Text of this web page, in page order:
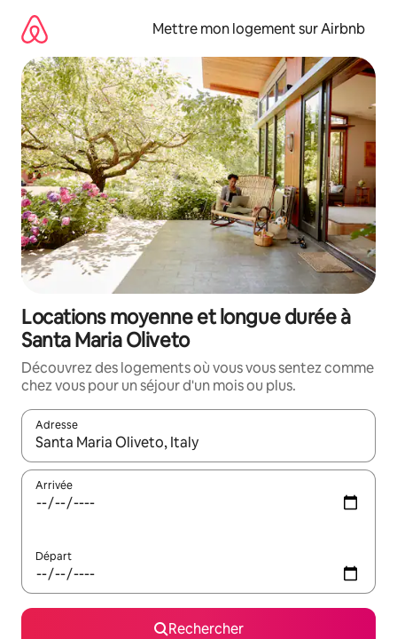
directement
contenu
Mettre mon logement sur Airbnb
Locations moyenne et longue durée à
Santa Maria Oliveto
Découvrez des logements où vous vous sentez comme
chez vous pour un séjour d'un mois ou plus.
Adresse
Lorsque les résultats s'affichent, utilisez les flèches vers le
Arrivée
Départ
Rechercher